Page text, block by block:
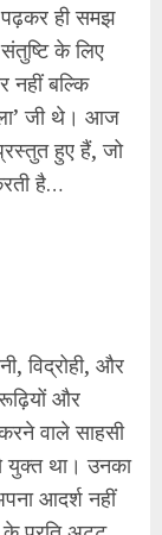
ही समझ
के लिए
नहीं बल्कि
जी थे। आज
हुए हैं, जो
है…
विद्रोही, और
और
वाले साहसी
युक्त था। उनका
आदर्श नहीं